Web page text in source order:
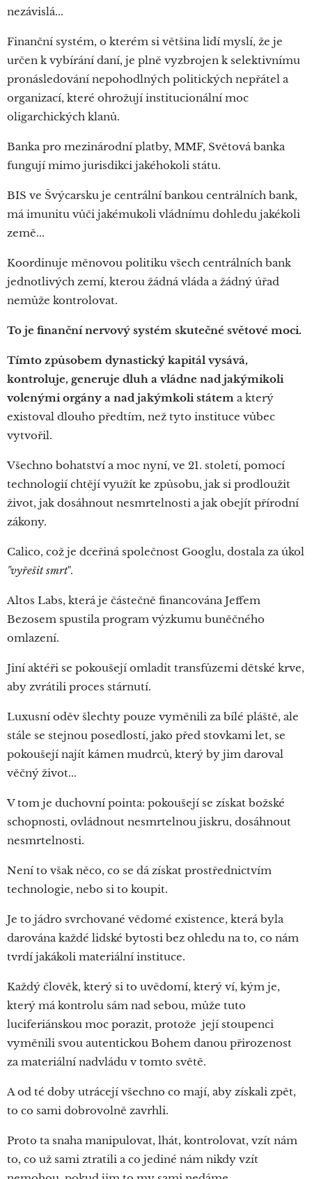
nezávislá...
Finanční systém, o kterém si většina lidí myslí, že je
určen k vybírání daní, je plně vyzbrojen k selektivnímu
pronásledování nepohodlných politických nepřátel a
organizací, které ohrožují institucionální moc
oligarchických klanů.
Banka pro mezinárodní platby, MMF, Světová banka
fungují mimo jurisdikci jakéhokoli státu.
BIS ve Švýcarsku je centrální bankou centrálních bank,
má imunitu vůči jakémukoli vládnímu dohledu jakékoli
země...
Koordinuje měnovou politiku všech centrálních bank
jednotlivých zemí, kterou žádná vláda a žádný úřad
nemůže kontrolovat.
To je finanční nervový systém skutečné světové moci.
Tímto způsobem dynastický kapitál vysává,
kontroluje, generuje dluh a vládne nad jakýmikoli
volenými orgány a nad jakýmkoli státem a který
existoval dlouho předtím, než tyto instituce vůbec
vytvořil.
Všechno bohatství a moc nyní, ve 21. století, pomocí
technologií chtějí využít ke způsobu, jak si prodloužit
život, jak dosáhnout nesmrtelnosti a jak obejít přírodní
zákony.
Calico, což je dceřiná společnost Googlu, dostala za úkol
"vyřešit smrt".
Altos Labs, která je částečně financována Jeffem
Bezosem spustila program výzkumu buněčného
omlazení.
Jiní aktéři se pokoušejí omladit transfůzemi dětské krve,
aby zvrátili proces stárnutí.
Luxusní oděv šlechty pouze vyměnili za bílé pláště, ale
stále se stejnou posedlostí, jako před stovkami let, se
pokoušejí najít kámen mudrců, který by jim daroval
věčný život...
V tom je duchovní pointa: pokoušejí se získat božské
schopnosti, ovládnout nesmrtelnou jiskru, dosáhnout
nesmrtelnosti.
Není to však něco, co se dá získat prostřednictvím
technologie, nebo si to koupit.
Je to jádro svrchované vědomé existence, která byla
darována každé lidské bytosti bez ohledu na to, co nám
tvrdí jakákoli materiální instituce.
Každý člověk, který si to uvědomí, který ví, kým je,
který má kontrolu sám nad sebou, může tuto
luciferiánskou moc porazit, protože její stoupenci
vyměnili svou autentickou Bohem danou přirozenost
za materiální nadvládu v tomto světě.
A od té doby utrácejí všechno co mají, aby získali zpět,
to co sami dobrovolně zavrhli.
Proto ta snaha manipulovat, lhát, kontrolovat, vzít nám
to, co už sami ztratili a co jediné nám nikdy vzít